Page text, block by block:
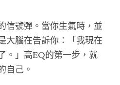
信號彈。當你生氣時，並
大腦在告訴你：「我現在
。」高EQ的第一步，就
自己。